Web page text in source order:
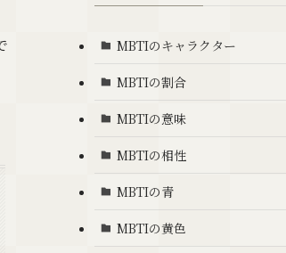
MBTIのキャラクター
MBTIの割合
MBTIの意味
MBTIの相性
MBTIの青
MBTIの黄色